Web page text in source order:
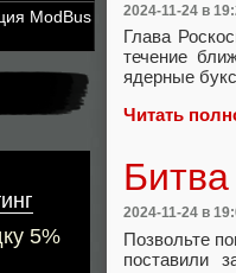
ModBus
5%
2024-11-24 в
Глава
течение
ядерные
Читать
2024-11-24 в
Позвольте
поставили